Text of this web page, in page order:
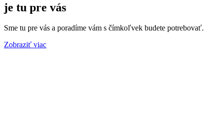
je tu pre vás
Sme tu pre vás a poradíme vám s čímkoľvek budete potrebovať.
Zobraziť viac